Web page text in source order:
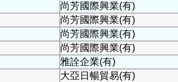
尚芳國際興業(有)
尚芳國際興業(有)
尚芳國際興業(有)
尚芳國際興業(有)
雅詮企業(有)
大亞日暢貿易(有)